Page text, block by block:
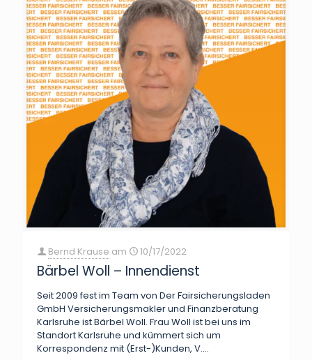
Bernd Krause am 10/17/2022
Bärbel Woll – Innendienst
Seit 2009 fest im Team von Der Fairsicherungsladen
GmbH Versicherungsmakler und Finanzberatung
Karlsruhe ist Bärbel Woll. Frau Woll ist bei uns im
Standort Karlsruhe und kümmert sich um
Korrespondenz mit (Erst-)Kunden, V....